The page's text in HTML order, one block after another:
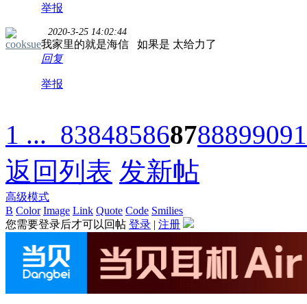
举报
cooksue
2020-3-25 14:02:44
我家里的就是海信 如果是 太给力了
回复
举报
1 ... 838485868788899091
返回列表 发新帖
高级模式
B Color Image Link Quote Code Smilies
您需要登录后才可以回帖 登录 | 注册